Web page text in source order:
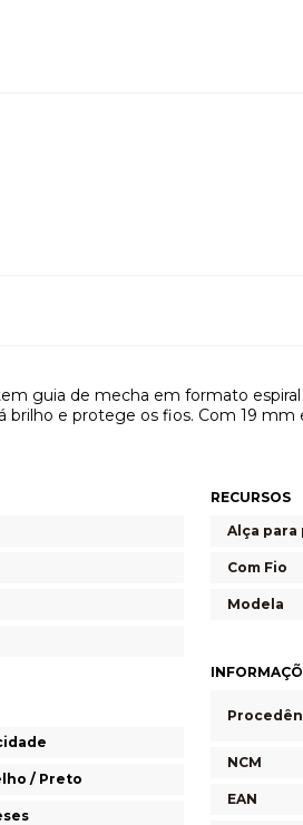
guia de mecha em formato
brilho e protege os fios. Com 19
/ Preto
RECURSOS
Alça
Com Fio
Modela
NCM
EAN